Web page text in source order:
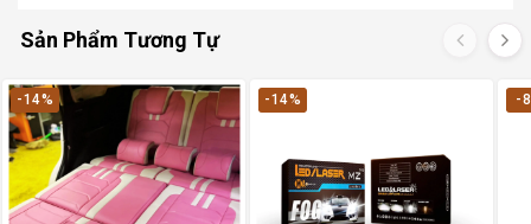
Sản Phẩm Tương Tự
-14% -14% -